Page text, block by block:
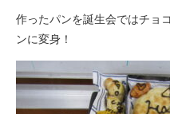
作ったパンを誕生会ではチョ
ンに変身！